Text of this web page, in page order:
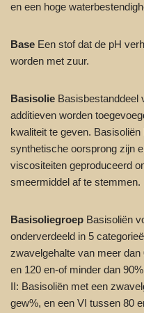
en een hoge
Base Een stof dat de pH
worden met zuur.
Basisolie Basisbestanddeel
additieven worden
kwaliteit te geven.
synthetische oorsprong zijn
viscositeiten geproduceerd
smeermiddel af te stemmen.
Basisoliegroep Basisoliën
onderverdeeld in 5
zwavelgehalte van meer
en 120 en-of minder dan
II: Basisoliën met een
gew%, en een VI tussen 80